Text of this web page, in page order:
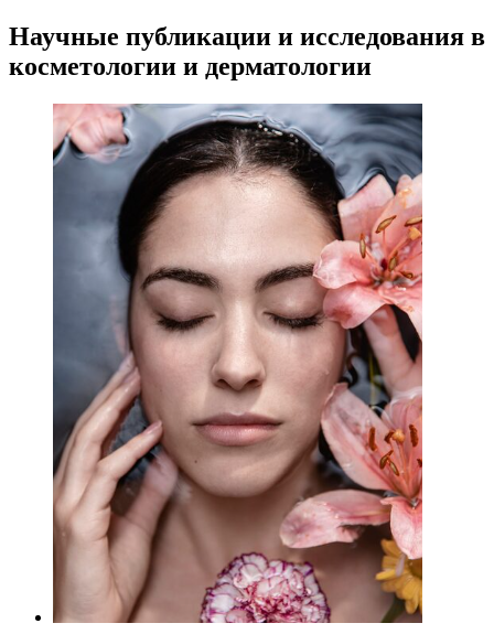
Научные публикации и исследования в
косметологии и дерматологии